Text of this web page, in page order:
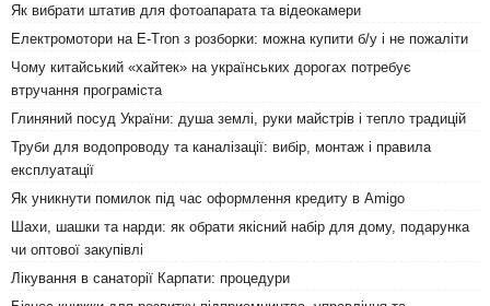
Як вибрати штатив для фотоапарата та відеокамери
Електромотори на E-Tron з розборки: можна купити б/у і не пожаліти
Чому китайський «хайтек» на українських дорогах потребує
втручання програміста
Глиняний посуд України: душа землі, руки майстрів і тепло традицій
Труби для водопроводу та каналізації: вибір, монтаж і правила
експлуатації
Як уникнути помилок під час оформлення кредиту в Amigo
Шахи, шашки та нарди: як обрати якісний набір для дому, подарунка
чи оптової закупівлі
Лікування в санаторії Карпати: процедури